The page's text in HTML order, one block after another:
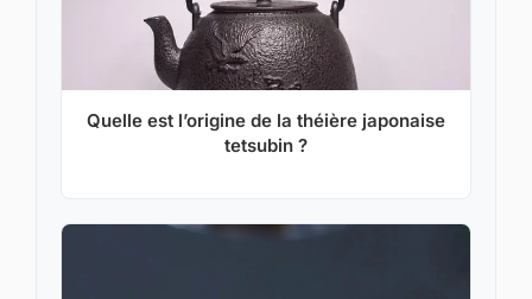
Quelle est l’origine de la théière japonaise
tetsubin ?